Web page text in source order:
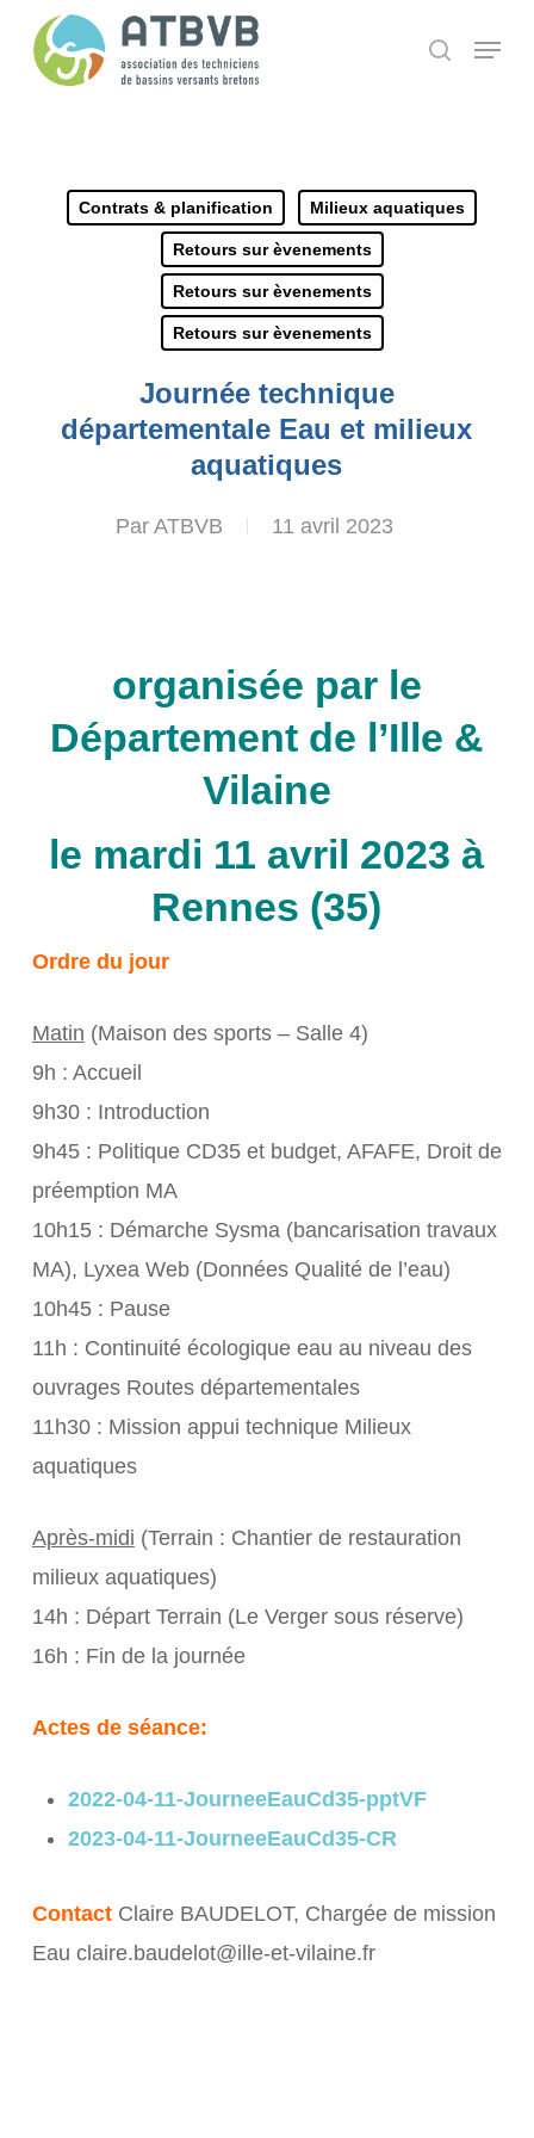
search
Menu
Contrats & planification Milieux aquatiques
Retours sur èvenements
Retours sur èvenements
Retours sur èvenements
Journée technique
départementale Eau et milieux
aquatiques
Par ATBVB 11 avril 2023
organisée par le
Département de l’Ille &
Vilaine
le mardi 11 avril 2023 à
Rennes (35)
Ordre du jour
Matin (Maison des sports – Salle 4)
9h : Accueil
9h30 : Introduction
9h45 : Politique CD35 et budget, AFAFE, Droit de
préemption MA
10h15 : Démarche Sysma (bancarisation travaux
MA), Lyxea Web (Données Qualité de l’eau)
10h45 : Pause
11h : Continuité écologique eau au niveau des
ouvrages Routes départementales
11h30 : Mission appui technique Milieux
aquatiques
Après-midi (Terrain : Chantier de restauration
milieux aquatiques)
14h : Départ Terrain (Le Verger sous réserve)
16h : Fin de la journée
Actes de séance:
2022-04-11-JourneeEauCd35-pptVF
2023-04-11-JourneeEauCd35-CR
Contact Claire BAUDELOT, Chargée de mission
Eau claire.baudelot@ille-et-vilaine.fr
Panneau de gestion des cookies